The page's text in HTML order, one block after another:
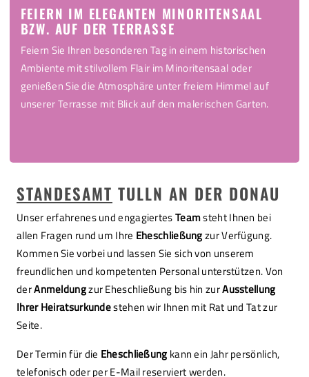
FEIERN IM ELEGANTEN MINORITENSAAL
BZW. AUF DER TERRASSE
Feiern Sie Ihren besonderen Tag in einem historischen
Ambiente mit stilvollem Flair im Minoritensaal oder
genießen Sie die Atmosphäre unter freiem Himmel auf
unserer Terrasse mit Blick auf den malerischen Garten.
STANDESAMT TULLN AN DER DONAU
Unser erfahrenes und engagiertesTeamsteht Ihnen bei
allen Fragen rund um Ihre Eheschließungzur Verfügung.
Kommen Sie vorbei und lassen Sie sich von unserem
freundlichen und kompetenten Personal unterstützen. Von
derAnmeldungzur Eheschließung bis hin zurAusstellung
Ihrer Heiratsurkundestehen wir Ihnen mit Rat und Tat zur
Seite.
Der Termin für die Eheschließung kann ein Jahr persönlich,
telefonisch oder per E-Mail reserviert werden.